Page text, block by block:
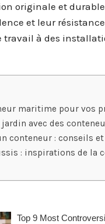
originale et
et leur
travail à des
maritime pour vos
avec des
conteneur : conseils
: inspirations de la